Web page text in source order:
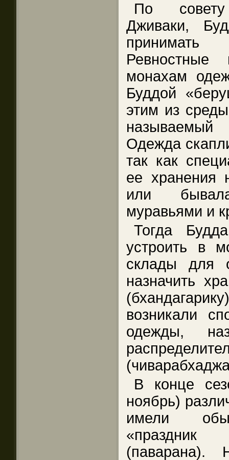
По
Дживаки,
монахам
Буддой
этим из
Одежда
так как
ее хранения
или
муравьями и
Тогда
устроить в
склады для
назначить
возникали
одежды,
В конце
ноябрь)
имели
(паварана).